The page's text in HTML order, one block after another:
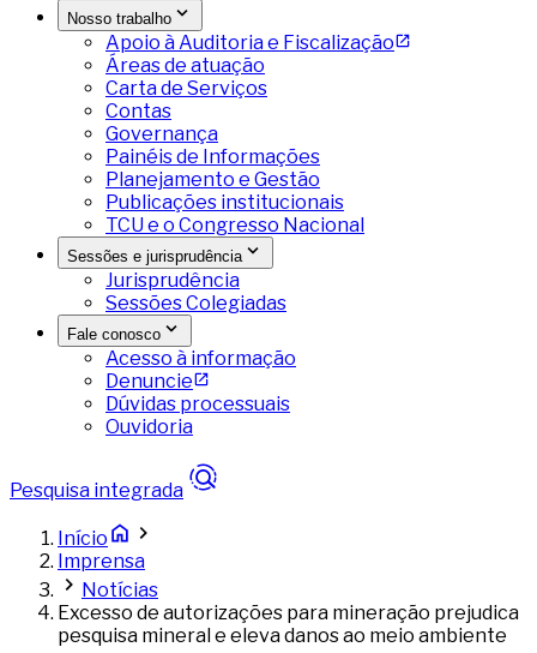
Nosso trabalho
Apoio à Auditoria e Fiscalização
Áreas de atuação
Carta de Serviços
Contas
Governança
Painéis de Informações
Planejamento e Gestão
Publicações institucionais
TCU e o Congresso Nacional
Sessões e jurisprudência
Jurisprudência
Sessões Colegiadas
Fale conosco
Acesso à informação
Denuncie
Dúvidas processuais
Ouvidoria
Pesquisa integrada
Início
Imprensa
Notícias
Excesso de autorizações para mineração prejudica
pesquisa mineral e eleva danos ao meio ambiente